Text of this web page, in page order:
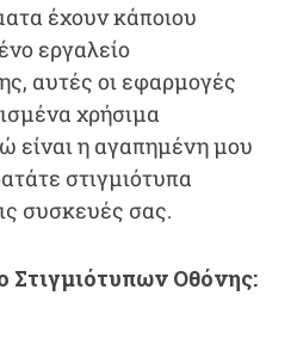
έχουν κάποιου
εργαλείο
αυτές οι εφαρμογές
χρήσιμα
είναι η αγαπημένη μου
στιγμιότυπα
συσκευές σας.
Στιγμιότυπων Οθόνης: